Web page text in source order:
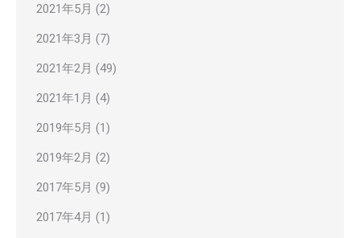
2021年5月 (2)
2021年3月 (7)
2021年2月 (49)
2021年1月 (4)
2019年5月 (1)
2019年2月 (2)
2017年5月 (9)
2017年4月 (1)